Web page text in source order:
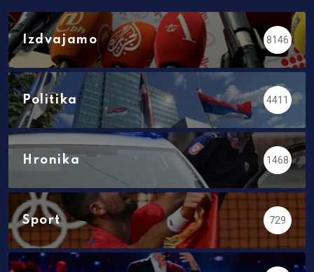
Izdvajamo 8146
Politika 4411
Hronika 1468
Sport 729